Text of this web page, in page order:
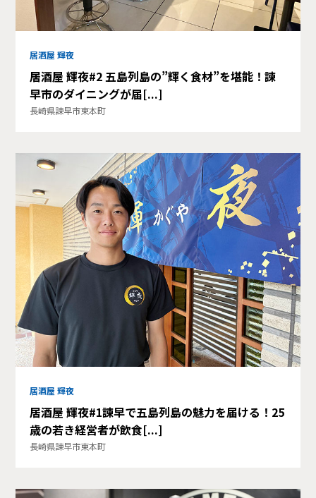
居酒屋 輝夜
居酒屋 輝夜#2 五島列島の”輝く食材”を堪能！諫
早市のダイニングが届[...]
長崎県諫早市東本町
居酒屋 輝夜
居酒屋 輝夜#1諫早で五島列島の魅力を届ける！25
歳の若き経営者が飲食[...]
長崎県諫早市東本町